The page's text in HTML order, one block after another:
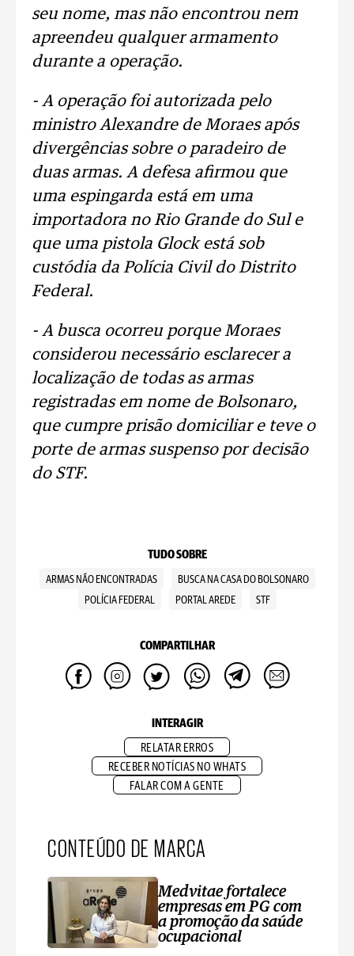
seu nome, mas não encontrou nem
apreendeu qualquer armamento
durante a operação.
- A operação foi autorizada pelo
ministro Alexandre de Moraes após
divergências sobre o paradeiro de
duas armas. A defesa afirmou que
uma espingarda está em uma
importadora no Rio Grande do Sul e
que uma pistola Glock está sob
custódia da Polícia Civil do Distrito
Federal.
- A busca ocorreu porque Moraes
considerou necessário esclarecer a
localização de todas as armas
registradas em nome de Bolsonaro,
que cumpre prisão domiciliar e teve o
porte de armas suspenso por decisão
do STF.
TUDO SOBRE
ARMAS NÃO ENCONTRADAS
BUSCA NA CASA DO BOLSONARO
POLÍCIA FEDERAL
PORTAL AREDE STF
COMPARTILHAR
INTERAGIR
RELATAR ERROS
RECEBER NOTÍCIAS NO WHATS
FALAR COM A GENTE
CONTEÚDO DE MARCA
Medvitae fortalece
empresas em PG com
a promoção da saúde
ocupacional